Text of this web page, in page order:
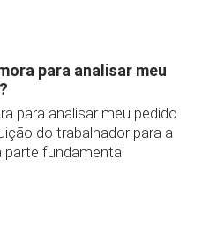
para analisar meu
para analisar meu pedido
do trabalhador para a
parte fundamental